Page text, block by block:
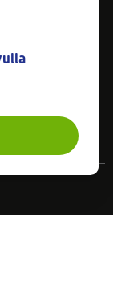
klo 8-16